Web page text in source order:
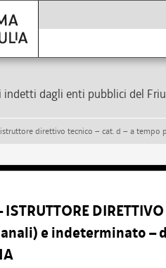
indetti dagli enti pubblici del
tecnico – cat. d – a tempo parziale (18 ore settimanali) e
e indeterminato –